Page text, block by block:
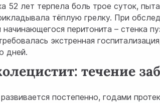
52 лет терпела боль трое суток,
тёплую грелку. При
перитонита – стенка
экстренная
дней.
течение
постепенно, годами